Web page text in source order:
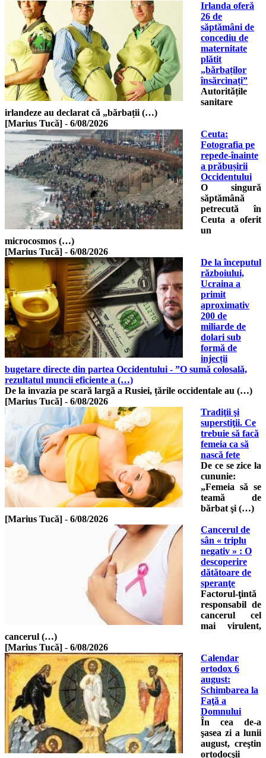
Irlanda oferă
26 de
săptămâni de
concediu de
maternitate
plătit
„bărbaților
însărcinați”
Autoritățile
sanitare
irlandeze au declarat că „bărbații (…)
[Marius Tucă] - 6/08/2026
Ceuta:
Fotografia pe
repede-înainte
a prăbușirii
Occidentului
O singură
săptămână
petrecută în
Ceuta a oferit
un
microcosmos (…)
[Marius Tucă] - 6/08/2026
De la începutul
războiului,
Ucraina a
primit
aproximativ
200 de
miliarde de
dolari sub
formă de
injecții
bugetare directe din partea Occidentului - ”O sumă colosală,
rezultatul muncii eficiente a (…)
De la invazia pe scară largă a Rusiei, țările occidentale au (…)
[Marius Tucă] - 6/08/2026
Tradiţii şi
superstiţii. Ce
trebuie să facă
femeia ca să
nască fete
De ce se zice la
cununie:
„Femeia să se
teamă de
bărbat şi (…)
[Marius Tucă] - 6/08/2026
Cancerul de
sân « triplu
negativ » : O
descoperire
dătătoare de
speranţe
Factorul-ţintă
responsabil de
cancerul cel
mai virulent,
cancerul (…)
[Marius Tucă] - 6/08/2026
Calendar
ortodox 6
august:
Schimbarea la
Faţă a
Domnului
În cea de-a
şasea zi a lunii
august, creştin
ortodocşii